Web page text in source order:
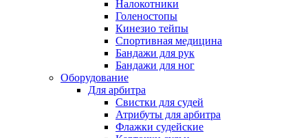
Налокотники
Голеностопы
Кинезио тейпы
Спортивная медицина
Бандажи для рук
Бандажи для ног
Оборудование
Для арбитра
Свистки для судей
Атрибуты для арбитра
Флажки судейские